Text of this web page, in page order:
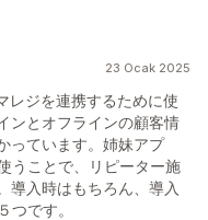
23 Ocak 2025
レジを連携するために使
ンとオフラインの顧客情
っています。姉妹アプ
うことで、リピーター施
導入時はもちろん、導入
です。